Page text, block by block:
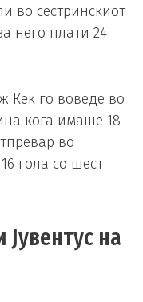
во сестринскиот
него плати 24
Кек го воведе во
кога имаше 18
во
гола со шест
на